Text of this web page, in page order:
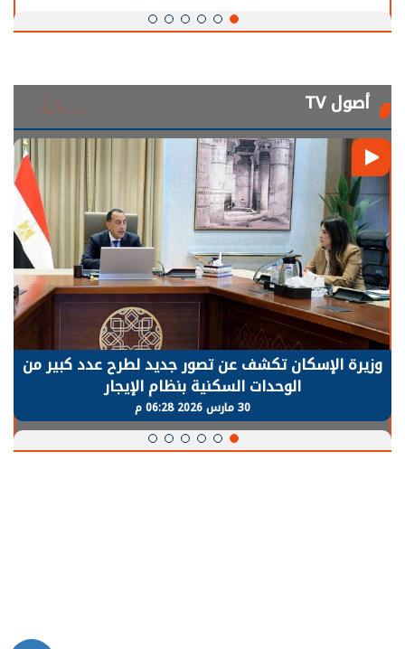
أصول TV
وزيرة الإسكان تكشف عن تصور جديد لطرح عدد كبير من
الوحدات السكنية بنظام الإيجار